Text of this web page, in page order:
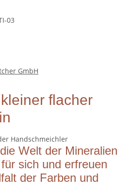
03
GmbH
flacher
Handschmeichler
Welt der Mineralien
sich und erfreuen
der Farben und